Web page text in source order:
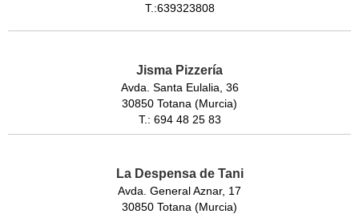
T.:639323808
Jisma Pizzería
Avda. Santa Eulalia, 36
30850 Totana (Murcia)
T.: 694 48 25 83
La Despensa de Tani
Avda. General Aznar, 17
30850 Totana (Murcia)